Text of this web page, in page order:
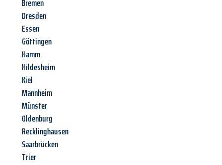
Bremen
Dresden
Essen
Göttingen
Hamm
Hildesheim
Kiel
Mannheim
Münster
Oldenburg
Recklinghausen
Saarbrücken
Trier